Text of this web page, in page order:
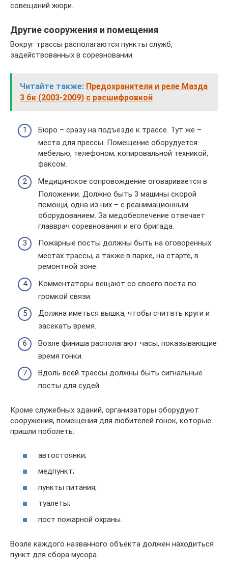
совещаний жюри.
Другие сооружения и помещения
Вокруг трассы располагаются пункты служб,
задействованных в соревновании.
Читайте также: Предохранители и реле Мазда
3 бк (2003-2009) с расшифровкой
Бюро – сразу на подъезде к трассе. Тут же –
места для прессы. Помещение оборудуется
мебелью, телефоном, копировальной техникой,
факсом.
Медицинское сопровождение оговаривается в
Положении. Должно быть 3 машины скорой
помощи, одна из них – с реанимационным
оборудованием. За медобеспечение отвечает
главврач соревнования и его бригада.
Пожарные посты должны быть на оговоренных
местах трассы, а также в парке, на старте, в
ремонтной зоне.
Комментаторы вещают со своего поста по
громкой связи.
Должна иметься вышка, чтобы считать круги и
засекать время.
Возле финиша располагают часы, показывающие
время гонки.
Вдоль всей трассы должны быть сигнальные
посты для судей.
Кроме служебных зданий, организаторы оборудуют
сооружения, помещения для любителей гонок, которые
пришли поболеть:
автостоянки;
медпункт;
пункты питания;
туалеты;
пост пожарной охраны.
Возле каждого названного объекта должен находиться
пункт для сбора мусора.